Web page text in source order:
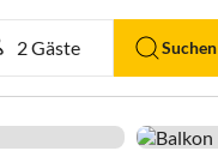
Suchen